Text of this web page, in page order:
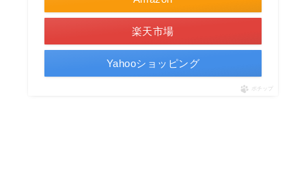
楽天市場
Yahooショッピング
ポチップ